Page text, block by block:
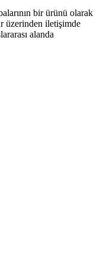
bir ürünü olarak
üzerinden iletişimde
alanda